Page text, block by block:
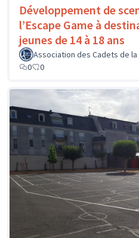
Développement de
l’Escape Game à
jeunes de 14 à 18 ans
Association des Cadets de
0
0